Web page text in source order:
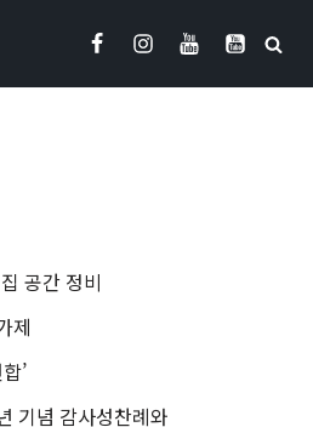
공간 정비
제
’
기념 감사성찬례와